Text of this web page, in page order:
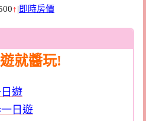
↑|即時房價
就醬玩!
遊
日遊